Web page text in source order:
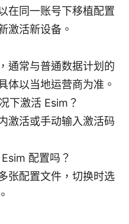
在同一账号下移植配置
激活新设备。
通常与普通数据计划的
体以当地运营商为准。
下激活 Esim？
激活或手动输入激活码
配置吗？
张配置文件，切换时选